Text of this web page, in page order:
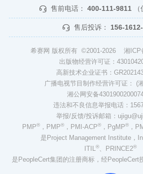
售前电话： 400-111-9811
售后投诉： 156-
希赛网 版权所有 ©2001-2026 湘ICP
出版物经营许可证：
高新技术企业证书：
广播电视节目制作经营许可证： (
湘公网安备
违法和不良信息举报电话：
举报/反馈/投诉邮箱：
PMP®，PMP®，PMI-ACP®，PgMP®，
是Project Management Institute，
ITIL®、PRINCE2®
是PeopleCert集团的注册商标，经PeopleCert